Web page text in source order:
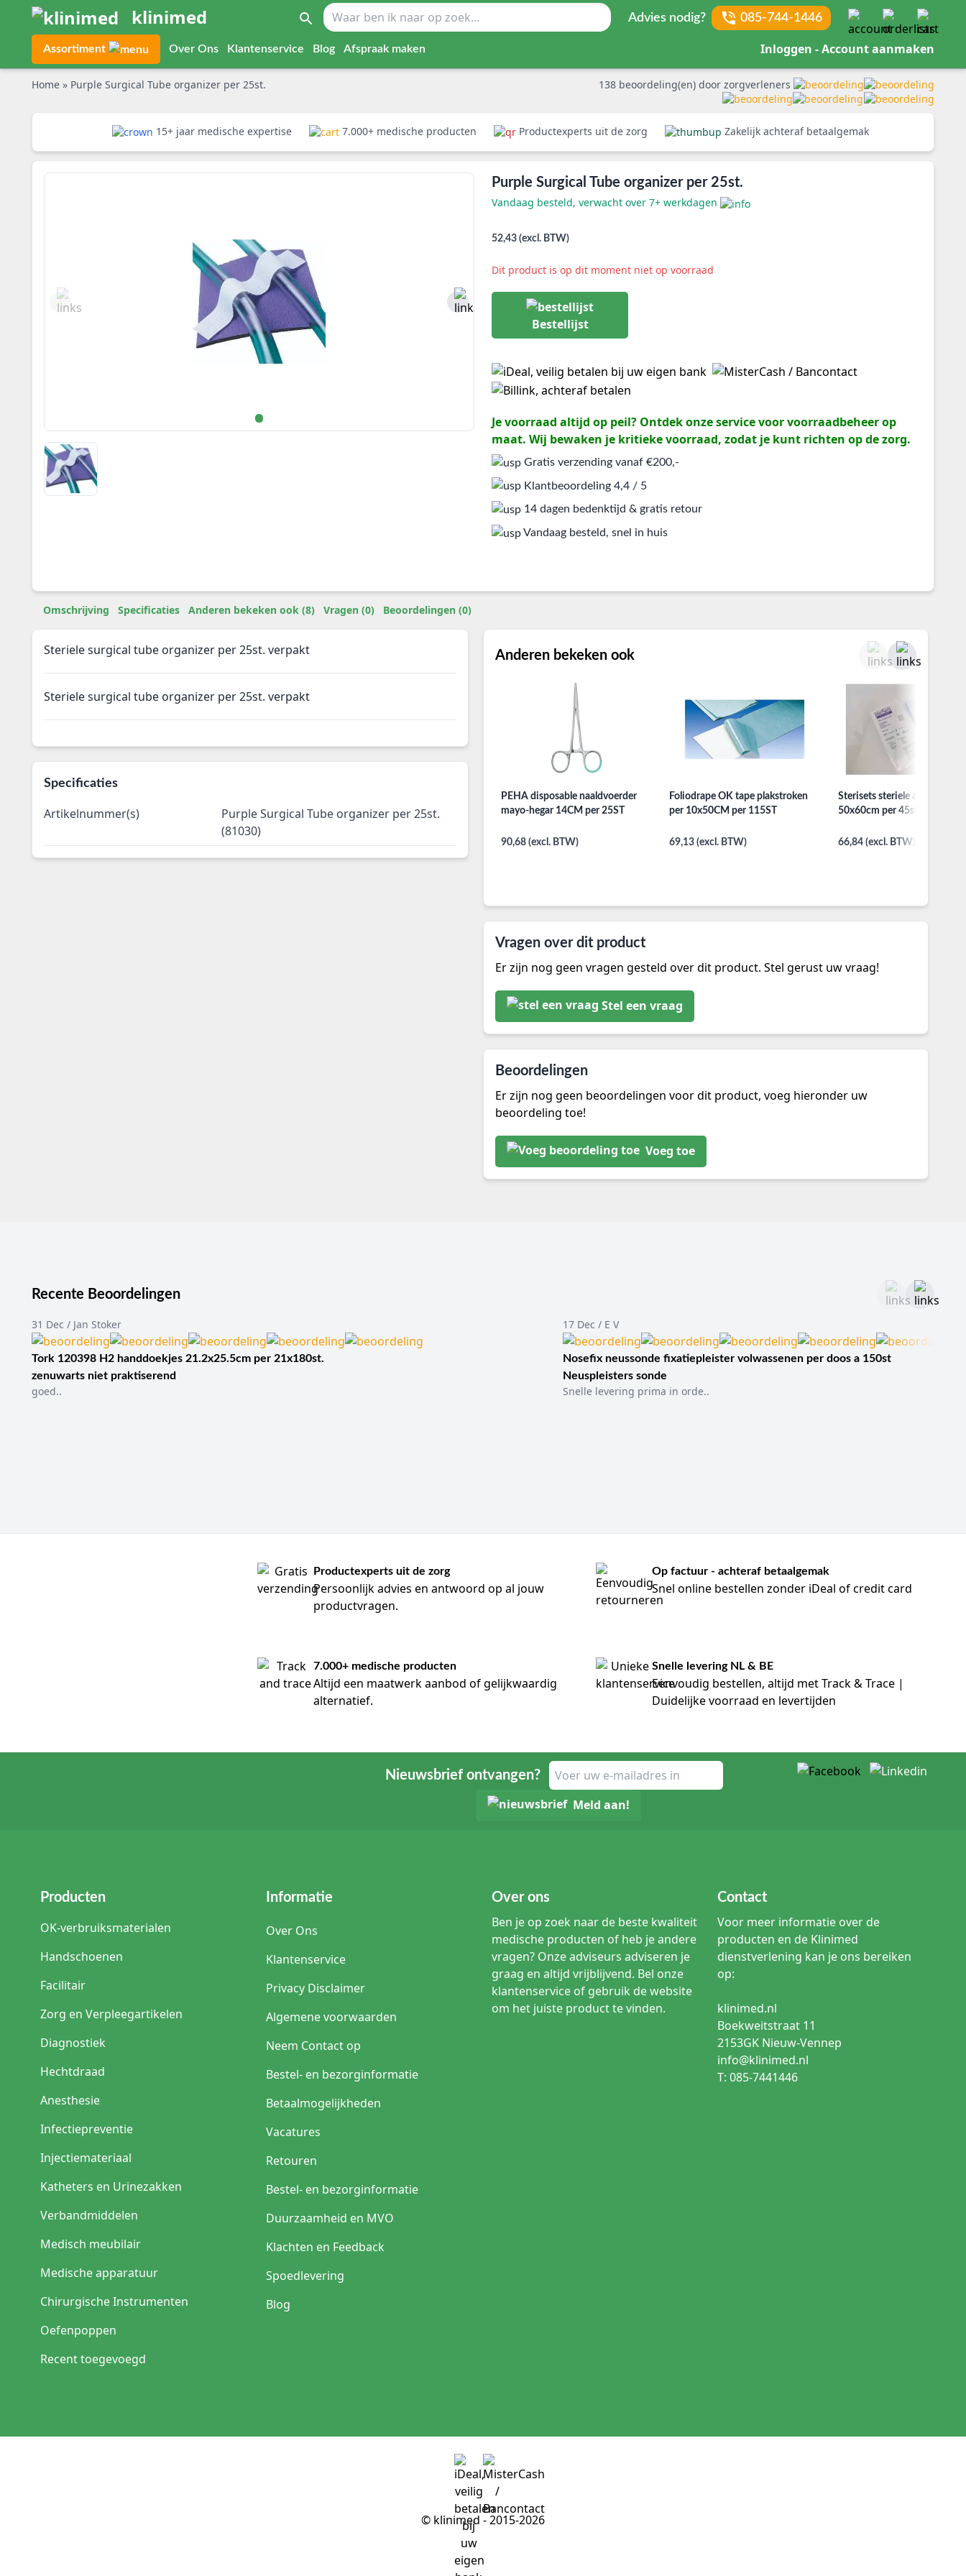
klinimed Advies nodig? 085-744-1446
Assortiment Over Ons Klantenservice Blog Afspraak maken Inloggen - Account aanmaken
Home » Purple Surgical Tube organizer per 25st. 138 beoordeling(en) door zorgverleners
15+ jaar medische expertise 7.000+ medische producten Productexperts uit de zorg Zakelijk achteraf betaalgemak
Purple Surgical Tube organizer per 25st.
Vandaag besteld, verwacht over 7+ werkdagen
52,43 (excl. BTW)
Dit product is op dit moment niet op voorraad
Bestellijst
Je voorraad altijd op peil? Ontdek onze service voor voorraadbeheer op
maat. Wij bewaken je kritieke voorraad, zodat je kunt richten op de zorg.
Gratis verzending vanaf €200,-
Klantbeoordeling 4,4 / 5
14 dagen bedenktijd & gratis retour
Vandaag besteld, snel in huis
Omschrijving Specificaties Anderen bekeken ook (8) Vragen (0) Beoordelingen (0)
Steriele surgical tube organizer per 25st. verpakt
Steriele surgical tube organizer per 25st. verpakt
Specificaties
Artikelnummer(s)
Purple Surgical Tube organizer per 25st.
(81030)
Anderen bekeken ook
PEHA disposable naaldvoerder
mayo-hegar 14CM per 25ST
90,68 (excl. BTW)
Foliodrape OK tape plakstroken
per 10x50CM per 115ST
69,13 (excl. BTW)
Sterisets steriele afdekdoek
50x60cm per 45st.
66,84 (excl. BTW)
Vragen over dit product
Er zijn nog geen vragen gesteld over dit product. Stel gerust uw vraag!
Stel een vraag
Beoordelingen
Er zijn nog geen beoordelingen voor dit product, voeg hieronder uw
beoordeling toe!
Voeg toe
Recente Beoordelingen
31 Dec / Jan Stoker
Tork 120398 H2 handdoekjes 21.2x25.5cm per 21x180st.
zenuwarts niet praktiserend
goed..
17 Dec / E V
Nosefix neussonde fixatiepleister volwassenen per doos a 150st
Neuspleisters sonde
Snelle levering prima in orde..
Productexperts uit de zorg
Persoonlijk advies en antwoord op al jouw
productvragen.
Op factuur - achteraf betaalgemak
Snel online bestellen zonder iDeal of credit card
7.000+ medische producten
Altijd een maatwerk aanbod of gelijkwaardig
alternatief.
Snelle levering NL & BE
Eenvoudig bestellen, altijd met Track & Trace |
Duidelijke voorraad en levertijden
Nieuwsbrief ontvangen?
Meld aan!
Producten
OK-verbruiksmaterialen
Handschoenen
Facilitair
Zorg en Verpleegartikelen
Diagnostiek
Hechtdraad
Anesthesie
Infectiepreventie
Injectiemateriaal
Katheters en Urinezakken
Verbandmiddelen
Medisch meubilair
Medische apparatuur
Chirurgische Instrumenten
Oefenpoppen
Recent toegevoegd
Informatie
Over Ons
Klantenservice
Privacy Disclaimer
Algemene voorwaarden
Neem Contact op
Bestel- en bezorginformatie
Betaalmogelijkheden
Vacatures
Retouren
Bestel- en bezorginformatie
Duurzaamheid en MVO
Klachten en Feedback
Spoedlevering
Blog
Over ons
Ben je op zoek naar de beste kwaliteit
medische producten of heb je andere
vragen? Onze adviseurs adviseren je
graag en altijd vrijblijvend. Bel onze
klantenservice of gebruik de website
om het juiste product te vinden.
Contact
Voor meer informatie over de
producten en de Klinimed
dienstverlening kan je ons bereiken
op:
klinimed.nl
Boekweitstraat 11
2153GK Nieuw-Vennep
info@klinimed.nl
T: 085-7441446
© klinimed - 2015-2026